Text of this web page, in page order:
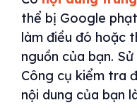
thể bị Google
làm điều đó hoặc
nguồn của bạn.
Công cụ kiểm tra
nội dung của bạn